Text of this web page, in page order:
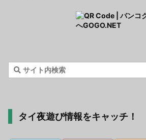
タイ夜遊び情報をキャッチ！